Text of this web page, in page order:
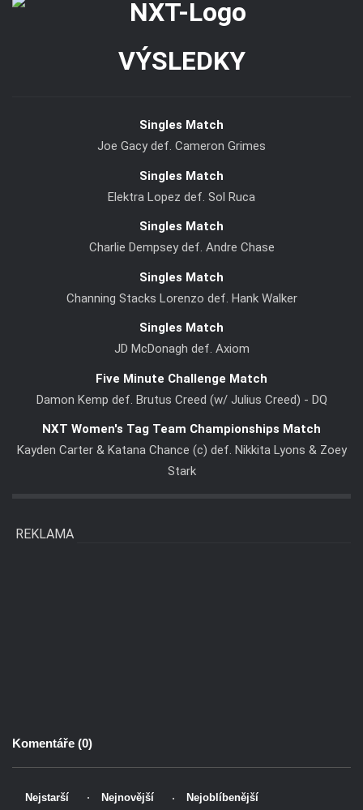
VÝSLEDKY
Singles Match
Joe Gacy def. Cameron Grimes
Singles Match
Elektra Lopez def. Sol Ruca
Singles Match
Charlie Dempsey def. Andre Chase
Singles Match
Channing Stacks Lorenzo def. Hank Walker
Singles Match
JD McDonagh def. Axiom
Five Minute Challenge Match
Damon Kemp def. Brutus Creed (w/ Julius Creed) - DQ
NXT Women's Tag Team Championships Match
Kayden Carter & Katana Chance (c) def. Nikkita Lyons & Zoey
Stark
REKLAMA
Komentáře (0)
Nejstarší Nejnovější Nejoblíbenější